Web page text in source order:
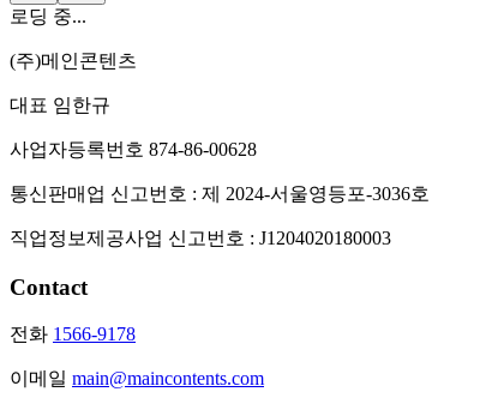
로딩 중...
(주)메인콘텐츠
대표 임한규
사업자등록번호 874-86-00628
통신판매업 신고번호 : 제 2024-서울영등포-3036호
직업정보제공사업 신고번호 : J1204020180003
Contact
전화 1566-9178
이메일 main@maincontents.com